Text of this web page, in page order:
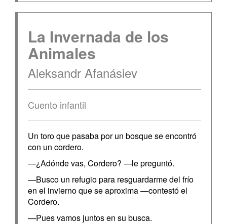
La Invernada de los
Animales
Aleksandr Afanásiev
Cuento infantil
Un toro que pasaba por un bosque se encontró
con un cordero.
—¿Adónde vas, Cordero? —le preguntó.
—Busco un refugio para resguardarme del frío
en el invierno que se aproxima —contestó el
Cordero.
—Pues vamos juntos en su busca.